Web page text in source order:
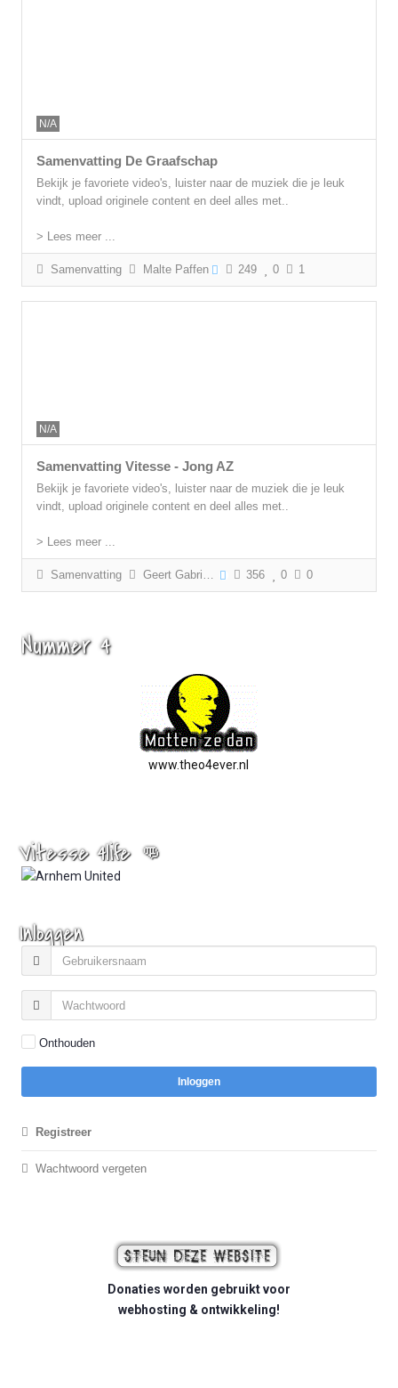
N/A
Samenvatting De Graafschap
Bekijk je favoriete video's, luister naar de muziek die je leuk
vindt, upload originele content en deel alles met..
> Lees meer ...
Samenvatting Malte Paffen 249 0 1
N/A
Samenvatting Vitesse - Jong AZ
Bekijk je favoriete video's, luister naar de muziek die je leuk
vindt, upload originele content en deel alles met..
> Lees meer ...
Samenvatting Geert Gabriëls 356 0 0
Nummer 4
www.theo4ever.nl
Vitesse 4life 👊
Inloggen
Onthouden
Inloggen
Registreer
Wachtwoord vergeten
Donaties worden gebruikt voor
webhosting & ontwikkeling!